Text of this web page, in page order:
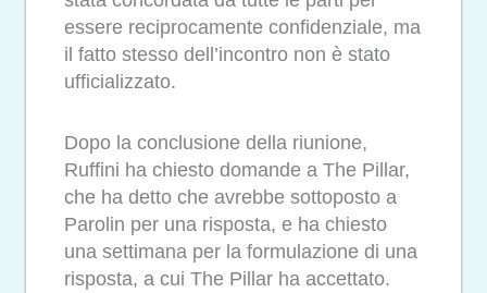
essere reciprocamente confidenziale, ma
il fatto stesso dell’incontro non è stato
ufficializzato.
Dopo la conclusione della riunione,
Ruffini ha chiesto domande a The Pillar,
che ha detto che avrebbe sottoposto a
Parolin per una risposta, e ha chiesto
una settimana per la formulazione di una
risposta, a cui The Pillar ha accettato.